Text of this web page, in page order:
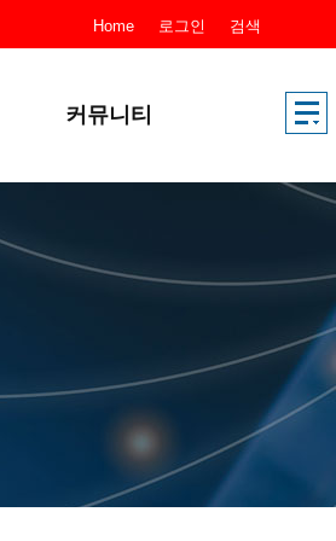
Home 로그인 검색
커뮤니티